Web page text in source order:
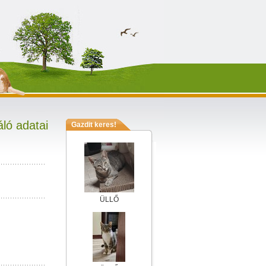
adatai Gazdit keres!
ÜLLŐ